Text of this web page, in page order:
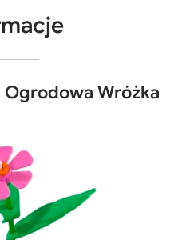
Ogrodowa Wróżka